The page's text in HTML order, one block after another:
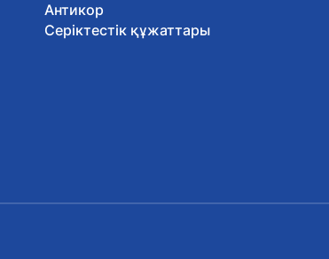
Антикор
Серіктестік құжаттары